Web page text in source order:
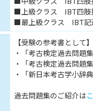
■上級クラス IBT四肢
■最上級クラス IBT記
【受験の参考書として】
・「考古検定過去問題
・「考古検定過去問題
・「新日本考古学小辞
過去問題集のご紹介は